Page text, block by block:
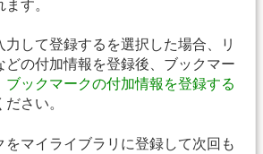
す。
力して登録するを選択した場合、リ
どの付加情報を登録後、ブックマー
ブックマークの付加情報を登録する
さい。
をマイライブラリに登録して次回も